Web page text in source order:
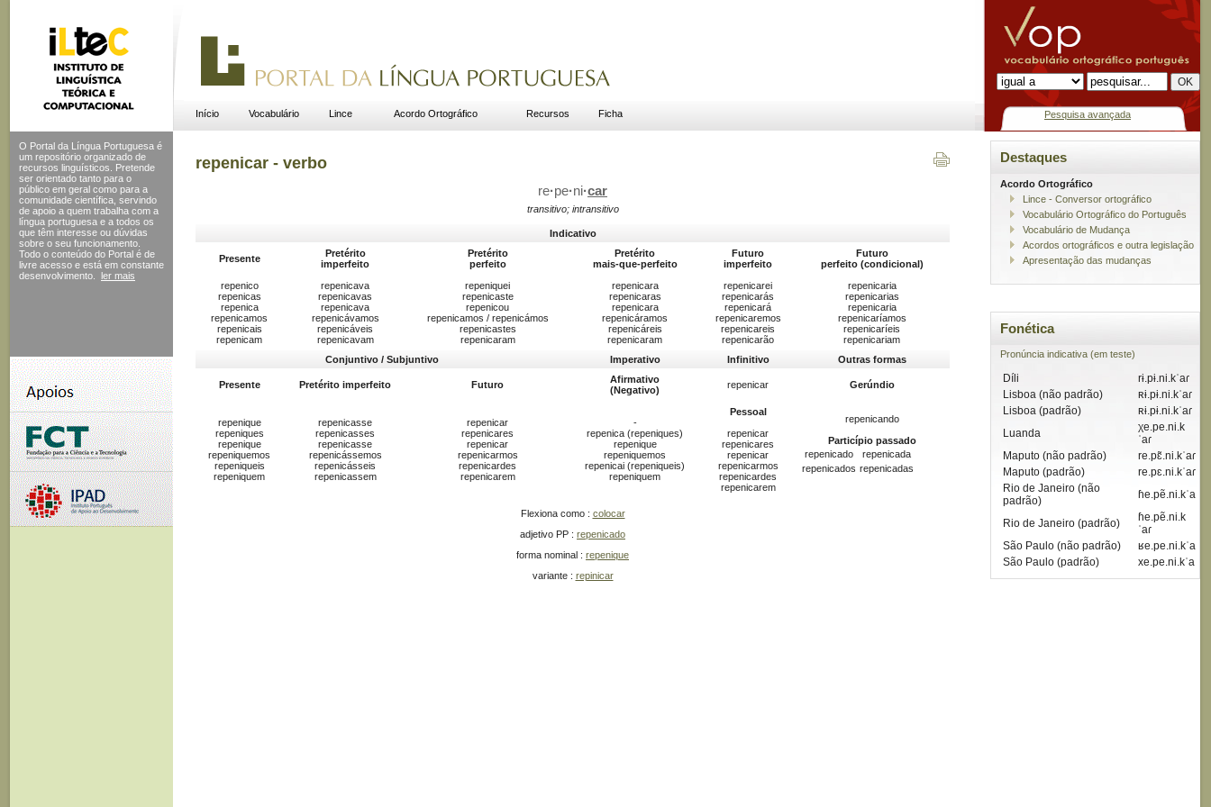
Início Vocabulário Lince Acordo Ortográfico Recursos Ficha Pesquisa avançada
O Portal da Língua Portuguesa é
um repositório organizado de
recursos linguísticos. Pretende
ser orientado tanto para o
público em geral como para a
comunidade científica, servindo
de apoio a quem trabalha com a
língua portuguesa e a todos os
que têm interesse ou dúvidas
sobre o seu funcionamento.
Todo o conteúdo do Portal é de
livre acesso e está em constante
desenvolvimento.
ler mais
repenicar - verbo
re·pe·ni·car
transitivo; intransitivo
Indicativo
Presente
Pretérito
imperfeito
Pretérito
perfeito
Pretérito
mais-que-perfeito
Futuro
imperfeito
Futuro
perfeito (condicional)
repenico
repenicas
repenica
repenicamos
repenicais
repenicam
repenicava
repenicavas
repenicava
repenicávamos
repenicáveis
repenicavam
repeniquei
repenicaste
repenicou
repenicamos / repenicámos
repenicastes
repenicaram
repenicara
repenicaras
repenicara
repenicáramos
repenicáreis
repenicaram
repenicarei
repenicarás
repenicará
repenicaremos
repenicareis
repenicarão
repenicaria
repenicarias
repenicaria
repenicaríamos
repenicaríeis
repenicariam
Conjuntivo / Subjuntivo
Imperativo Infinitivo Outras formas
Presente Pretérito imperfeito Futuro
Afirmativo
(Negativo)
repenicar Gerúndio
repenique
repeniques
repenique
repeniquemos
repeniqueis
repeniquem
repenicasse
repenicasses
repenicasse
repenicássemos
repenicásseis
repenicassem
repenicar
repenicares
repenicar
repenicarmos
repenicardes
repenicarem
-
repenica (repeniques)
repenique
repeniquemos
repenicai (repeniqueis)
repeniquem
Pessoal
repenicar
repenicares
repenicar
repenicarmos
repenicardes
repenicarem
repenicando
Particípio passado
repenicado
repenicada
repenicados repenicadas
Flexiona como : colocar
adjetivo PP : repenicado
forma nominal : repenique
variante : repinicar
Destaques
Acordo Ortográfico
Lince - Conversor ortográfico
Vocabulário Ortográfico do Português
Vocabulário de Mudança
Acordos ortográficos e outra legislação
Apresentação das mudanças
Fonética
Pronúncia indicativa (em teste)
Díli
rɨ.pɨ.ni.kˈaɾ
Lisboa (não padrão)
ʀɨ.pɨ.ni.kˈaɾ
Lisboa (padrão)
ʀɨ.pɨ.ni.kˈaɾ
Luanda
χe.pe.ni.k
ˈaɾ
Maputo (não padrão)
re.pɛ̃.ni.kˈaɾ
Maputo (padrão)
re.pɛ.ni.kˈaɾ
Rio de Janeiro (não
padrão)
ɦe.pẽ.ni.kˈa
Rio de Janeiro (padrão)
ɦe.pẽ.ni.k
ˈaɾ
São Paulo (não padrão)
ʁe.pe.ni.kˈa
São Paulo (padrão)
xe.pe.ni.kˈa